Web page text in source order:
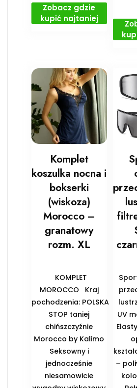
Zobacz gdzie
kupić najtaniej
Komplet
koszulka nocna i
bokserki
(wiskoza)
Morocco –
granatowy
rozm. XL
KOMPLET
MOROCCO Kraj
pochodzenia: POLSKA
STOP taniej
chińszczyźnie
Morocco by Kalimo
Seksowny i
jednocześnie
niesamowicie
UV
–